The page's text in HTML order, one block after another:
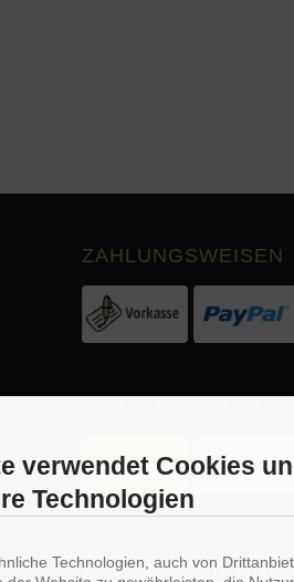
ZAHLUNGSWEISEN
verwendet Cookies
Technologien
Technologien, auch von